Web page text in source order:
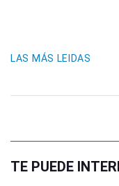
LAS MÁS LEIDAS
TE PUEDE